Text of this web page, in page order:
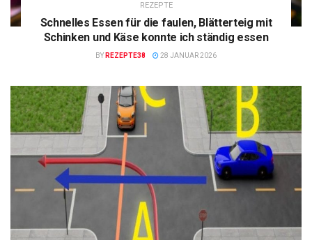
REZEPTE
Schnelles Essen für die faulen, Blätterteig mit
Schinken und Käse konnte ich ständig essen
BY REZEPTE38 28 JANUAR 2026